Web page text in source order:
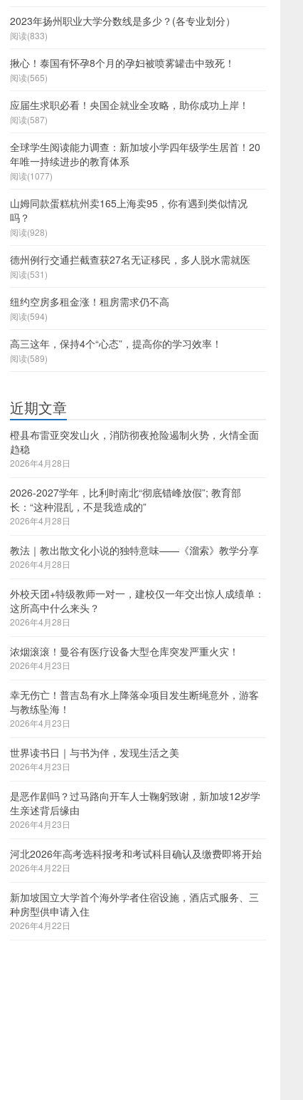
2023年扬州职业大学分数线是多少？(各专业划分）
阅读(833)
揪心！泰国有怀孕8个月的孕妇被喷雾罐击中致死！
阅读(565)
应届生求职必看！央国企就业全攻略，助你成功上岸！
阅读(587)
全球学生阅读能力调查：新加坡小学四年级学生居首！20
年唯一持续进步的教育体系
阅读(1077)
山姆同款蛋糕杭州卖165上海卖95，你有遇到类似情况
吗？
阅读(928)
德州例行交通拦截查获27名无证移民，多人脱水需就医
阅读(531)
纽约空房多租金涨！租房需求仍不高
阅读(594)
高三这年，保持4个“心态”，提高你的学习效率！
阅读(589)
近期文章
橙县布雷亚突发山火，消防彻夜抢险遏制火势，火情全面
趋稳
2026年4月28日
2026-2027学年，比利时南北“彻底错峰放假”; 教育部
长：“这种混乱，不是我造成的”
2026年4月28日
教法｜教出散文化小说的独特意味——《溜索》教学分享
2026年4月28日
外校天团+特级教师一对一，建校仅一年交出惊人成绩单：
这所高中什么来头？
2026年4月28日
浓烟滚滚！曼谷有医疗设备大型仓库突发严重火灾！
2026年4月23日
幸无伤亡！普吉岛有水上降落伞项目发生断绳意外，游客
与教练坠海！
2026年4月23日
世界读书日｜与书为伴，发现生活之美
2026年4月23日
是恶作剧吗？过马路向开车人士鞠躬致谢，新加坡12岁学
生亲述背后缘由
2026年4月23日
河北2026年高考选科报考和考试科目确认及缴费即将开始
2026年4月22日
新加坡国立大学首个海外学者住宿设施，酒店式服务、三
种房型供申请入住
2026年4月22日